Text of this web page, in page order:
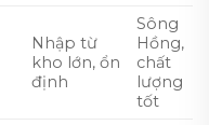
Nhập từ
kho lớn, ổn
định
Sông
Hồng,
chất
lượng
tốt